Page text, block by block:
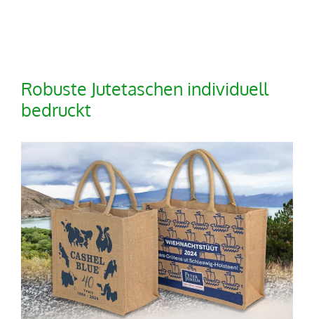
Robuste Jutetaschen individuell
bedruckt